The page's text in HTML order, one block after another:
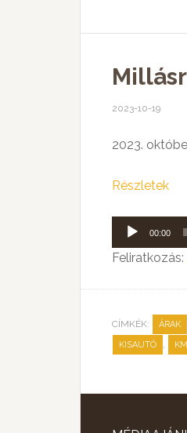
2023-10-19
2023.
Részletek
Audió
lejátszó
00:00
Feliratkozás:
CÍMKÉK: ÁRAK
KISAUTÓ ,